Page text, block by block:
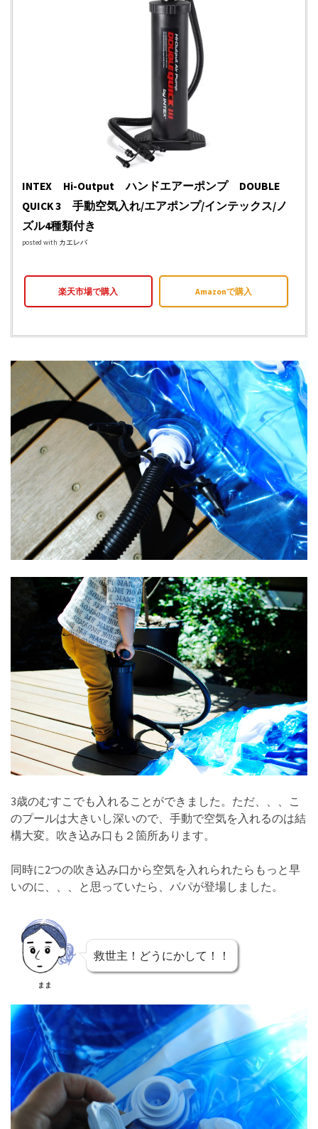
INTEX Hi-Output ハンドエアーポンプ DOUBLE
QUICK 3 手動空気入れ/エアポンプ/インテックス/ノ
ズル4種類付き
posted with カエレバ
楽天市場で購入 Amazonで購入
3歳のむすこでも入れることができました。ただ、、、こ
のプールは大きいし深いので、手動で空気を入れるのは結
構大変。吹き込み口も２箇所あります。
同時に2つの吹き込み口から空気を入れられたらもっと早
いのに、、、と思っていたら、パパが登場しました。
まま
救世主！どうにかして！！